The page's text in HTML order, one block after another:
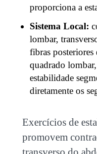
proporciona a
Sistema Local:
lombar,
fibras
quadrado
estabilidade
diretamente os
Exercícios de
promovem